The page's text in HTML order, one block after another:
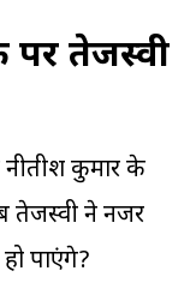
पर तेजस्वी
कुमार के
तेजस्वी ने नजरें
पाएंगे?